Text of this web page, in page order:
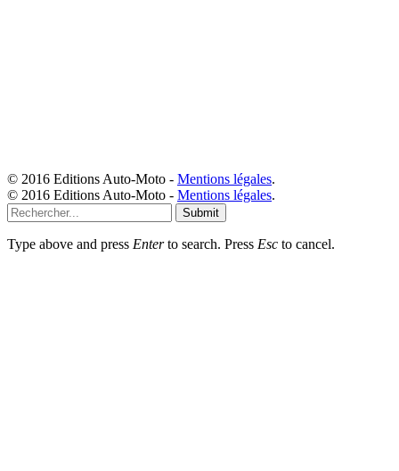
© 2016 Editions Auto-Moto - Mentions légales.
© 2016 Editions Auto-Moto - Mentions légales.
Submit
Type above and press Enterto search. Press Esc to cancel.